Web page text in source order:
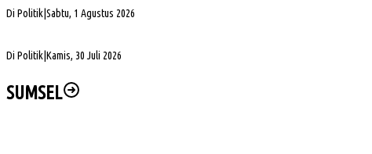
Di Politik Sabtu, 1 Agustus 2026
Di Politik Kamis, 30 Juli 2026
SUMSEL